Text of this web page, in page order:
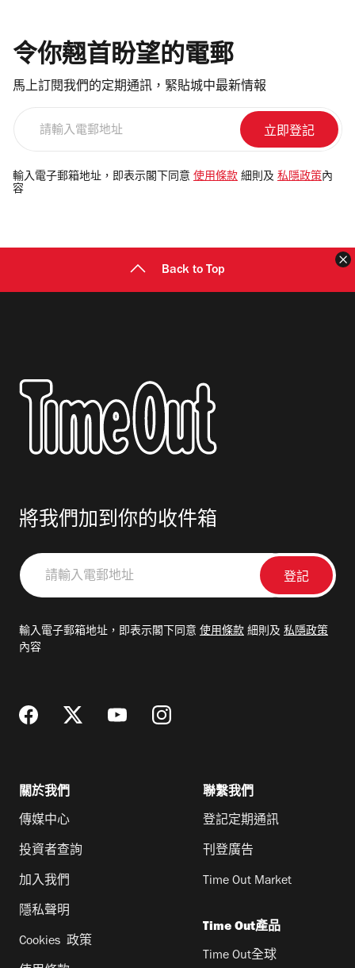
令你翹首盼望的電郵
馬上訂閱我們的定期通訊，緊貼城中最新情報
電
郵
輸入電子郵箱地址，即表示閣下同意 使用條款 細則及 私隱政策 內
容
Back to Top
將我們加到你的收件箱
請
輸
郵
輸入電子郵箱地址，即表示閣下同意 使用條款 細則及 私隱政策
內容
關於我們
傳媒中心
投資者查詢
加入我們
隱私聲明
Cookies 政策
聯繫我們
登記定期通訊
刊登廣告
Time Out Market
Time Out產品
Time Out全球